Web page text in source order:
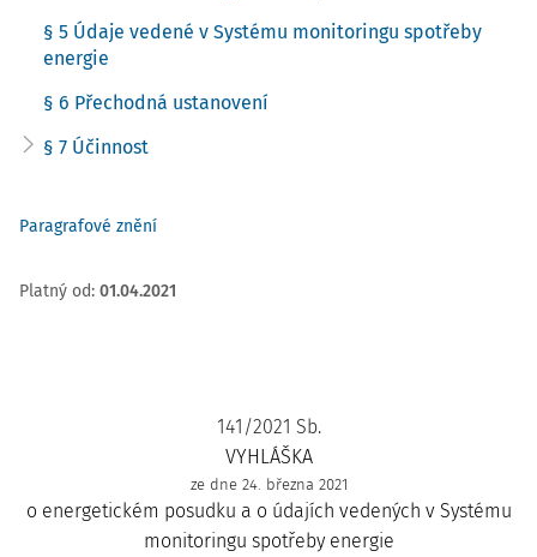
§ 5 Údaje vedené v Systému monitoringu spotřeby
energie
§ 6 Přechodná ustanovení
§ 7 Účinnost
Paragrafové znění
Platný od: 01.04.2021
141/2021 Sb.
VYHLÁŠKA
ze dne 24. března 2021
o energetickém posudku a o údajích vedených v Systému
monitoringu spotřeby energie